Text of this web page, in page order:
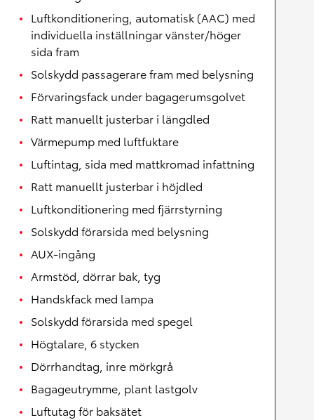
Luftkonditionering, automatisk (AAC) med
individuella inställningar vänster/höger
sida fram
Solskydd passagerare fram med belysning
Förvaringsfack under bagagerumsgolvet
Ratt manuellt justerbar i längdled
Värmepump med luftfuktare
Luftintag, sida med mattkromad infattning
Ratt manuellt justerbar i höjdled
Luftkonditionering med fjärrstyrning
Solskydd förarsida med belysning
AUX-ingång
Armstöd, dörrar bak, tyg
Handskfack med lampa
Solskydd förarsida med spegel
Högtalare, 6 stycken
Dörrhandtag, inre mörkgrå
Bagageutrymme, plant lastgolv
Luftutag för baksätet